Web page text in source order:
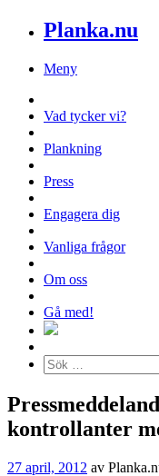
Planka.nu
Meny
Vad tycker vi?
Plankning
Press
Engagera dig
Vanliga frågor
Om oss
Gå med!
kontrollanter
27 april, 2012 av